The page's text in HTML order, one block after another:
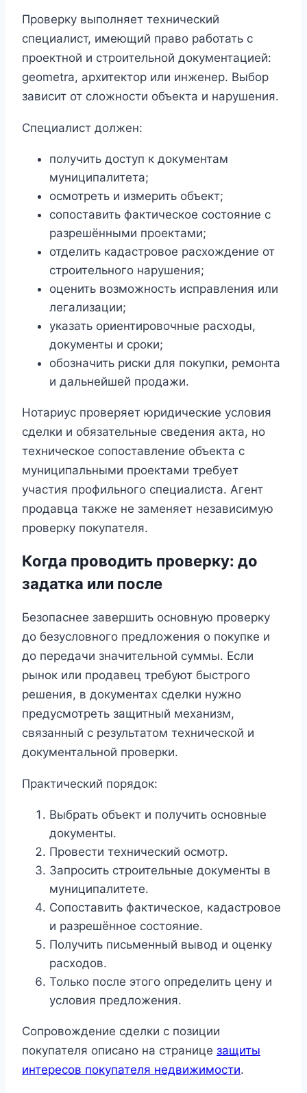
Проверку выполняет технический
специалист, имеющий право работать с
проектной и строительной документацией:
geometra, архитектор или инженер. Выбор
зависит от сложности объекта и нарушения.
Специалист должен:
получить доступ к документам
муниципалитета;
осмотреть и измерить объект;
сопоставить фактическое состояние с
разрешёнными проектами;
отделить кадастровое расхождение от
строительного нарушения;
оценить возможность исправления или
легализации;
указать ориентировочные расходы,
документы и сроки;
обозначить риски для покупки, ремонта
и дальнейшей продажи.
Нотариус проверяет юридические условия
сделки и обязательные сведения акта, но
техническое сопоставление объекта с
муниципальными проектами требует
участия профильного специалиста. Агент
продавца также не заменяет независимую
проверку покупателя.
Когда проводить проверку: до
задатка или после
Безопаснее завершить основную проверку
до безусловного предложения о покупке и
до передачи значительной суммы. Если
рынок или продавец требуют быстрого
решения, в документах сделки нужно
предусмотреть защитный механизм,
связанный с результатом технической и
документальной проверки.
Практический порядок:
Выбрать объект и получить основные
документы.
Провести технический осмотр.
Запросить строительные документы в
муниципалитете.
Сопоставить фактическое, кадастровое
и разрешённое состояние.
Получить письменный вывод и оценку
расходов.
Только после этого определить цену и
условия предложения.
Сопровождение сделки с позиции
покупателя описано на странице защиты
интересов покупателя недвижимости.